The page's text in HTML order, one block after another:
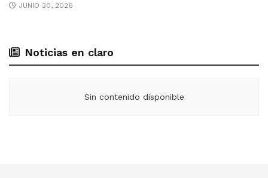
JUNIO 30, 2026
Noticias en claro
Sin contenido disponible